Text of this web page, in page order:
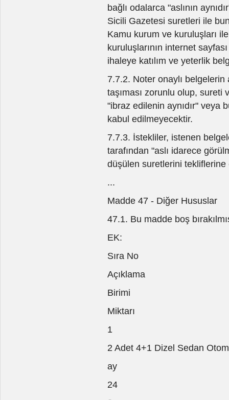
bağlı odalarca "aslının
Sicili Gazetesi suretleri ile
Kamu kurum ve kuruluşları
kuruluşlarının internet
ihaleye katılım ve yeterlik
7.7.2. Noter onaylı
taşıması zorunlu olup,
"ibraz edilenin aynıdır" veya
kabul edilmeyecektir.
7.7.3. İstekliler, istenen
tarafından "aslı idarece
düşülen suretlerini tekliflerine
...
Madde 47 - Diğer Hususlar
47.1. Bu madde boş
EK:
Sıra No
Açıklama
Birimi
Miktarı
1
2 Adet 4+1 Dizel Sedan
ay
24